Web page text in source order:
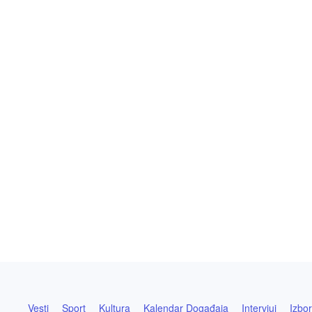
Vesti Sport Kultura Kalendar Događaja Intervjui